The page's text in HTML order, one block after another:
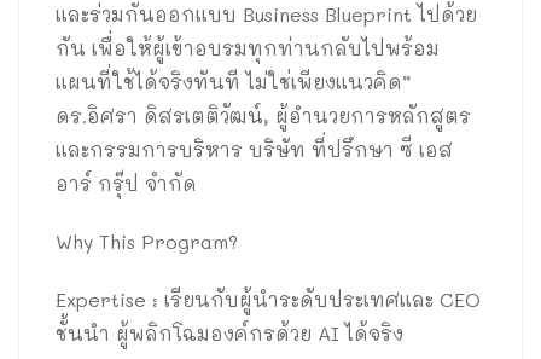
และร่วมกันออกแบบ Business Blueprint ไปด้วย
กัน เพื่อให้ผู้เข้าอบรมทุกท่านกลับไปพร้อม
แผนที่ใช้ได้จริงทันที ไม่ใช่เพียงแนวคิด”
ดร.อิศรา ดิสรเตติวัฒน์, ผู้อำนวยการหลักสูตร
และกรรมการบริหาร บริษัท ที่ปรึกษา ซี เอส
อาร์ กรุ๊ป จำกัด
Why This Program?
Expertise : เรียนกับผู้นำระดับประเทศและ CEO
ชั้นนำ ผู้พลิกโฉมองค์กรด้วย AI ได้จริง